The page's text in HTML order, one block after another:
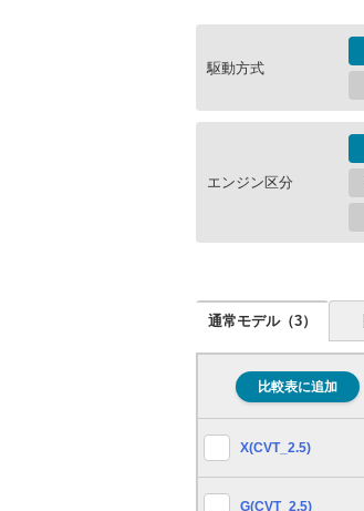
駆動方式
エンジン区分
通常モデル（3）
比較表に追加
X(CVT_2.5)
G(CVT_2.5)